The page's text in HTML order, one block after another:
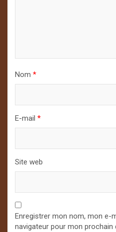
Nom *
E-mail *
Site web
Enregistrer mon nom, mon e-
navigateur pour mon prochain